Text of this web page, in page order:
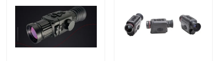
Over ons
Fabriekstocht